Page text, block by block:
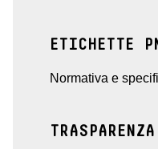
ETICHETTE
Normativa e